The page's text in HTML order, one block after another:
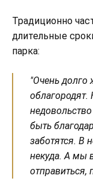
Традиционно
длительные
парка:
"Очень долго
облагородят.
быть
заботятся. В
некуда. А мы
отправиться,